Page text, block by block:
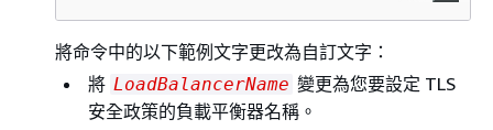
將命令中的以下範例文字更改為自訂文字：
將 LoadBalancerName 變更為您要設定 TLS
安全政策的負載平衡器名稱。